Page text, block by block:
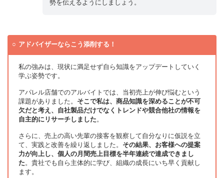
勢を伝えるようにしましょう。
アドバイザーならこう添削する！
私の強みは、現状に満足せず自ら知識をアップデートしていく
学ぶ姿勢です。
アパレル店舗でのアルバイトでは、当初売上が伸び悩むという
課題がありました。 そこで私は、商品知識を深めることが不可
欠だと考え、自社製品だけでなくトレンドや競合他社の情報を
自主的にリサーチしました。
さらに、売上の高い先輩の接客を観察して自分なりに仮説を立
て、実践と改善を繰り返しました。 その結果、お客様への提案
力が向上し、個人の月間売上目標を半年連続で達成できまし
た。貴社でも自ら主体的に学び、組織の成長にいち早く貢献し
ます。